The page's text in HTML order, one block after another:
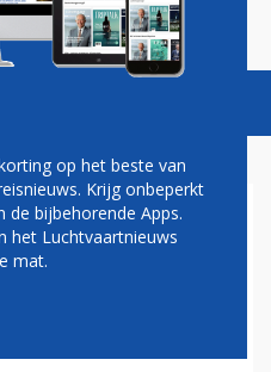
Vacatures
GROEN
op het beste van
Krijg onbeperkt
bijbehorende Apps.
het Luchtvaartnieuws
mat.